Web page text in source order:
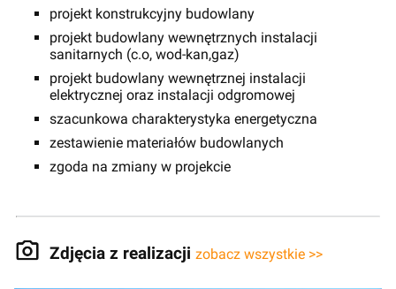
projekt konstrukcyjny budowlany
projekt budowlany wewnętrznych instalacji
sanitarnych (c.o, wod-kan,gaz)
projekt budowlany wewnętrznej instalacji
elektrycznej oraz instalacji odgromowej
szacunkowa charakterystyka energetyczna
zestawienie materiałów budowlanych
zgoda na zmiany w projekcie
Zdjęcia z realizacji zobacz wszystkie >>